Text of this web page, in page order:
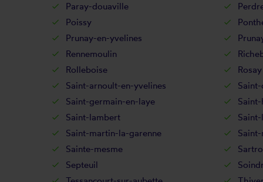
Paray-douaville
Poissy
Prunay-en-yvelines
Rennemoulin
Rolleboise
Rosay
Saint-arnoult-en-yvelines
Saint-germain-en-laye
Saint-lambert
Saint-martin-la-garenne
Sainte-mesme
Septeuil